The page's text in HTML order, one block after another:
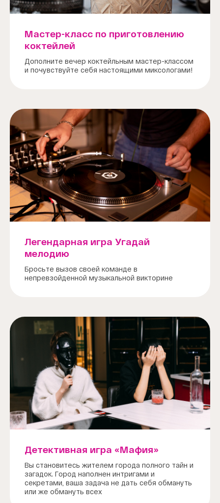
Мастер-класс по приготовлению
коктейлей
Дополните вечер коктейльным мастер-классом
и почувствуйте себя настоящими миксологами!
Легендарная игра Угадай
мелодию
Бросьте вызов своей команде в
непревзойденной музыкальной викторине
Детективная игра «Мафия»
Вы становитесь жителем города полного тайн и
загадок. Город наполнен интригами и
секретами, ваша задача не дать себя обмануть
или же обмануть всех